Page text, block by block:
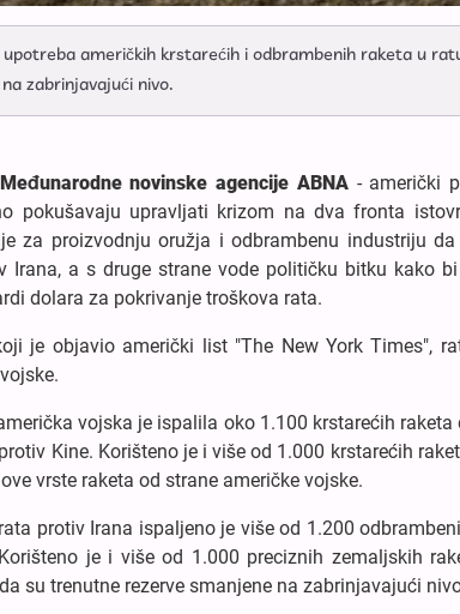
američkih krstarećih i odbrambenih raketa u
zabrinjavajući nivo.
novinske agencije ABNA- američki
pokušavaju upravljati krizom na dva fronta
za proizvodnju oružja i odbrambenu industriju
Irana, a s druge strane vode političku bitku kako
dolara za pokrivanje troškova rata.
je objavio američki list "The New York Times",
vojska je ispalila oko 1.100 krstarećih
Kine. Korišteno je i više od 1.000 krstarećih
vrste raketa od strane američke vojske.
protiv Irana ispaljeno je više od 1.200
je i više od 1.000 preciznih zemaljskih
su trenutne rezerve smanjene na zabrinjavajući